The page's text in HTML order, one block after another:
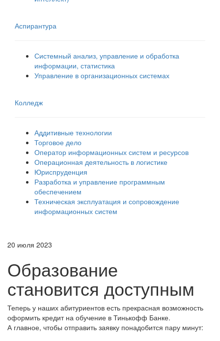
Аспирантура
Системный анализ, управление и обработка
информации, статистика
Управление в организационных системах
Колледж
Аддитивные технологии
Торговое дело
Оператор информационных систем и ресурсов
Операционная деятельность в логистике
Юриспруденция
Разработка и управление программным
обеспечением
Техническая эксплуатация и сопровождение
информационных систем
20 июля 2023
Образование
становится доступным
Теперь у наших абитуриентов есть прекрасная возможность
оформить кредит на обучение в Тинькофф Банке.
А главное, чтобы отправить заявку понадобится пару минут: